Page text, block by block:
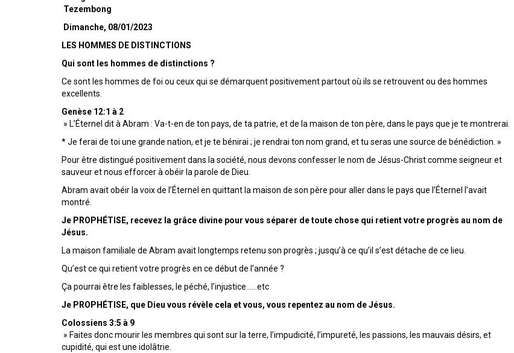
Tezembong
Dimanche, 08/01/2023
LES HOMMES DE DISTINCTIONS
Qui sont les hommes de distinctions ?
Ce sont les hommes de foi ou ceux qui se démarquent positivement partout où ils se retrouvent ou des hommes
excellents.
Genèse 12:1 à 2
» L’Éternel dit à Abram : Va-t-en de ton pays, de ta patrie, et de la maison de ton père, dans le pays que je te montrerai.
* Je ferai de toi une grande nation, et je te bénirai ; je rendrai ton nom grand, et tu seras une source de bénédiction. »
Pour être distingué positivement dans la société, nous devons confesser le nom de Jésus-Christ comme seigneur et
sauveur et nous efforcer à obéir la parole de Dieu.
Abram avait obéir la voix de l’Éternel en quittant la maison de son père pour aller dans le pays que l’Éternel l’avait
montré.
Je PROPHÉTISE, recevez la grâce divine pour vous séparer de toute chose qui retient votre progrès au nom de
Jésus.
La maison familiale de Abram avait longtemps retenu son progrès ; jusqu’à ce qu’il s’est détache de ce lieu.
Qu’est ce qui retient votre progrès en ce début de l’année ?
Ça pourrai être les faiblesses, le péché, l’injustice……etc
Je PROPHÉTISE, que Dieu vous révèle cela et vous, vous repentez au nom de Jésus.
Colossiens 3:5 à 9
» Faites donc mourir les membres qui sont sur la terre, l’impudicité, l’impureté, les passions, les mauvais désirs, et
cupidité, qui est une idolâtrie.